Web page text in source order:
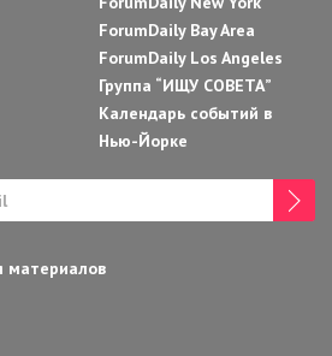
ForumDaily Bay Area
ForumDaily Los Angeles
Группа “ИЩУ СОВЕТА”
Календарь событий в
Нью-Йорке
материалов